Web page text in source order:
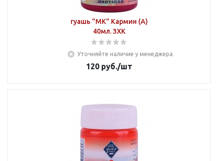
гуашь "МК" Кармин (А)
40мл. ЗХК
Уточняйте наличие у менеджера
120 руб./шт